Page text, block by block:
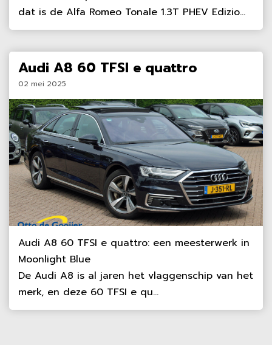
dat is de Alfa Romeo Tonale 1.3T PHEV Edizio...
Audi A8 60 TFSI e quattro
02 mei 2025
Audi A8 60 TFSI e quattro: een meesterwerk in
Moonlight Blue
De Audi A8 is al jaren het vlaggenschip van het
merk, en deze 60 TFSI e qu...